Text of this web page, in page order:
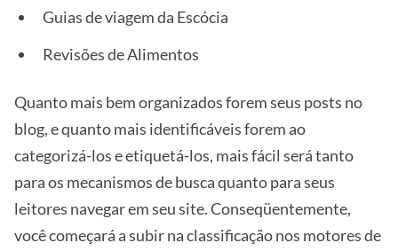
Guias de viagem da Escócia
Revisões de Alimentos
Quanto mais bem organizados forem seus posts no
blog, e quanto mais identificáveis forem ao
categorizá-los e etiquetá-los, mais fácil será tanto
para os mecanismos de busca quanto para seus
leitores navegar em seu site. Conseqüentemente,
você começará a subir na classificação nos motores de